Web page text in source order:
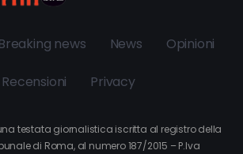
Breaking news News Opinioni
Recensioni Privacy
testata giornalistica iscritta al registro della
di Roma, al numero 187/2015 – P.Iva